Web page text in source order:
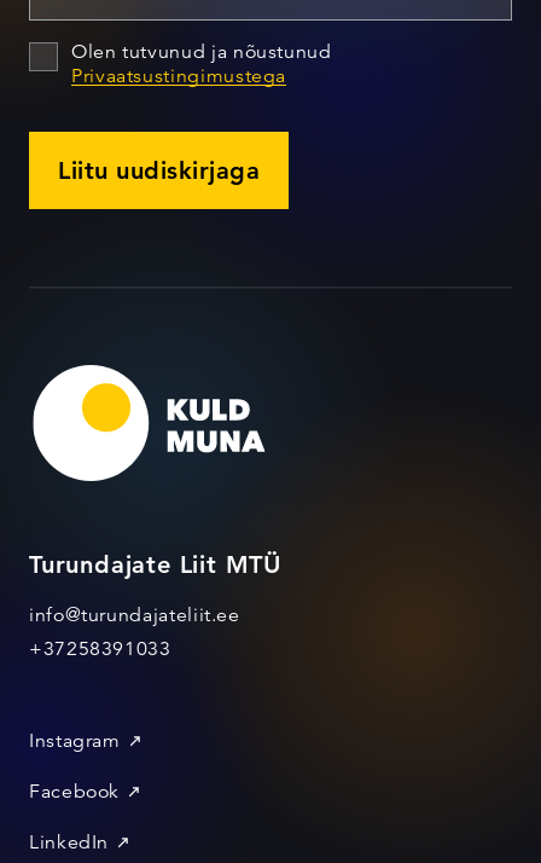
Olen tutvunud ja nõustunud
Privaatsustingimustega
Liitu uudiskirjaga
Turundajate Liit MTÜ
info@turundajateliit.ee
+37258391033
Instagram
Facebook
LinkedIn